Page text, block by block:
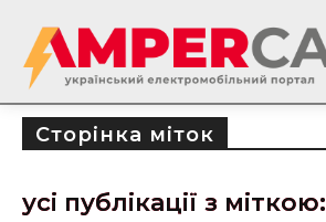
Сторінка міток
усі публікації з міткою: